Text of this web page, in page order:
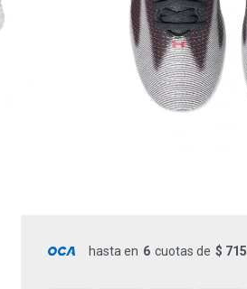
hasta en 6 cuotas de $ 715